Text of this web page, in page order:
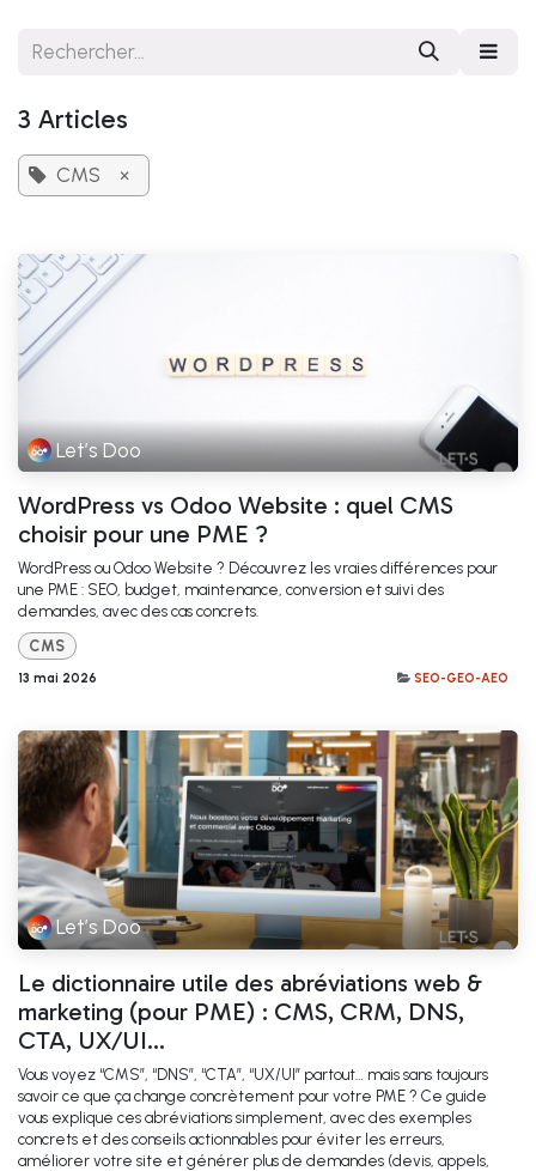
3 Articles
CMS ×
Let’s Doo
WordPress vs Odoo Website : quel CMS
choisir pour une PME ?
WordPress ou Odoo Website ? Découvrez les vraies différences pour
une PME : SEO, budget, maintenance, conversion et suivi des
demandes, avec des cas concrets.
CMS
13 mai 2026 SEO-GEO-AEO
Let’s Doo
Le dictionnaire utile des abréviations web &
marketing (pour PME) : CMS, CRM, DNS,
CTA, UX/UI…
Vous voyez “CMS”, “DNS”, “CTA”, “UX/UI” partout… mais sans toujours
savoir ce que ça change concrètement pour votre PME ? Ce guide
vous explique ces abréviations simplement, avec des exemples
concrets et des conseils actionnables pour éviter les erreurs,
améliorer votre site et générer plus de demandes (devis, appels,